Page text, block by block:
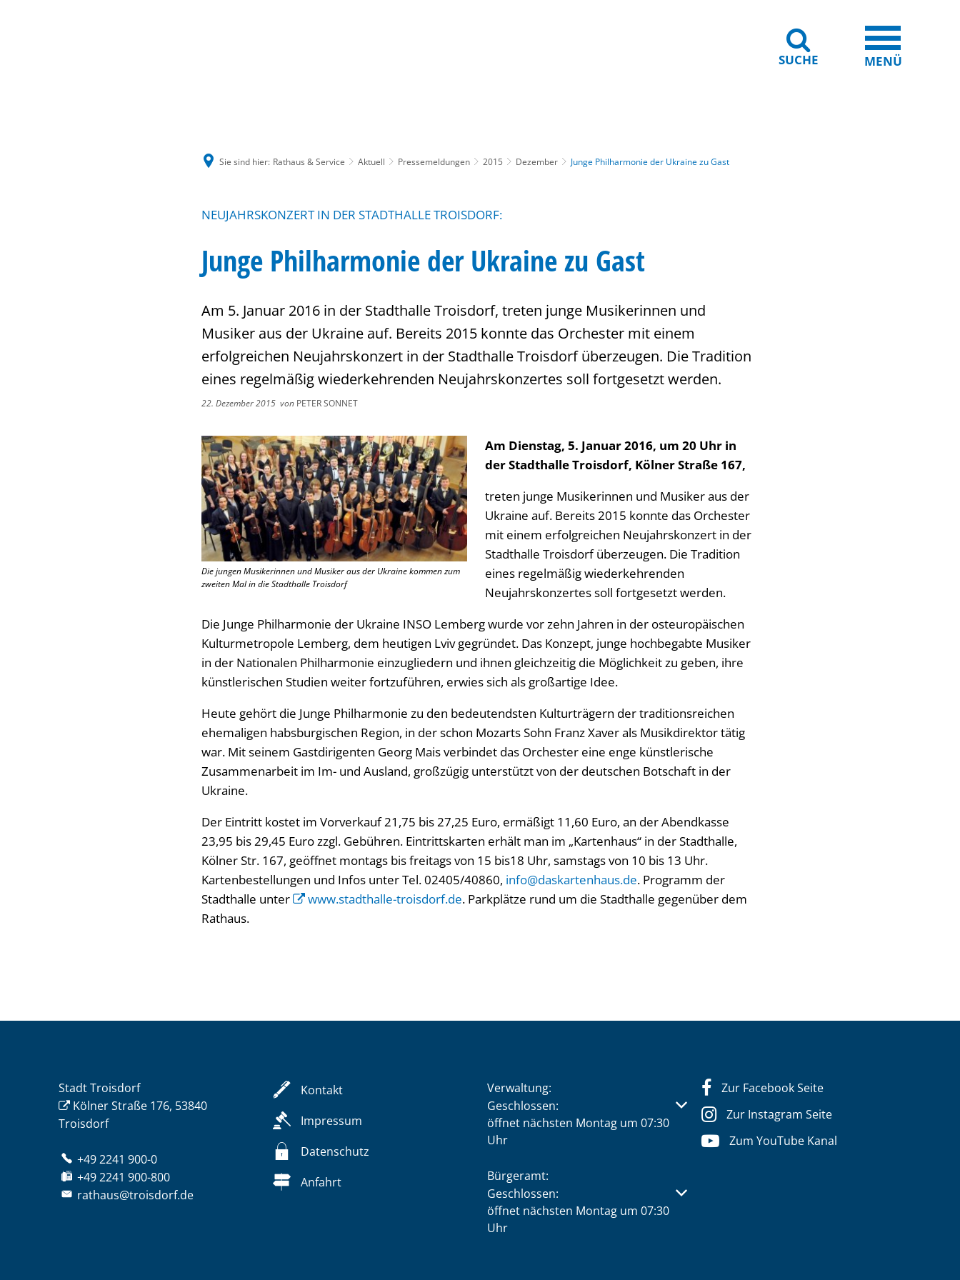
SUCHE MENÜ
Sie sind hier: Rathaus & Service Aktuell Pressemeldungen 2015 Dezember Junge Philharmonie der Ukraine zu Gast
NEUJAHRSKONZERT IN DER STADTHALLE TROISDORF:
Junge Philharmonie der Ukraine zu Gast
Am 5. Januar 2016 in der Stadthalle Troisdorf, treten junge Musikerinnen und
Musiker aus der Ukraine auf. Bereits 2015 konnte das Orchester mit einem
erfolgreichen Neujahrskonzert in der Stadthalle Troisdorf überzeugen. Die Tradition
eines regelmäßig wiederkehrenden Neujahrskonzertes soll fortgesetzt werden.
22. Dezember 2015 von PETER SONNET
Die jungen Musikerinnen und Musiker aus der Ukraine kommen zum
zweiten Mal in die Stadthalle Troisdorf
Am Dienstag, 5. Januar 2016, um 20 Uhr in
der Stadthalle Troisdorf, Kölner Straße 167,
treten junge Musikerinnen und Musiker aus der
Ukraine auf. Bereits 2015 konnte das Orchester
mit einem erfolgreichen Neujahrskonzert in der
Stadthalle Troisdorf überzeugen. Die Tradition
eines regelmäßig wiederkehrenden
Neujahrskonzertes soll fortgesetzt werden.
Die Junge Philharmonie der Ukraine INSO Lemberg wurde vor zehn Jahren in der osteuropäischen
Kulturmetropole Lemberg, dem heutigen Lviv gegründet. Das Konzept, junge hochbegabte Musiker
in der Nationalen Philharmonie einzugliedern und ihnen gleichzeitig die Möglichkeit zu geben, ihre
künstlerischen Studien weiter fortzuführen, erwies sich als großartige Idee.
Heute gehört die Junge Philharmonie zu den bedeutendsten Kulturträgern der traditionsreichen
ehemaligen habsburgischen Region, in der schon Mozarts Sohn Franz Xaver als Musikdirektor tätig
war. Mit seinem Gastdirigenten Georg Mais verbindet das Orchester eine enge künstlerische
Zusammenarbeit im Im- und Ausland, großzügig unterstützt von der deutschen Botschaft in der
Ukraine.
Der Eintritt kostet im Vorverkauf 21,75 bis 27,25 Euro, ermäßigt 11,60 Euro, an der Abendkasse
23,95 bis 29,45 Euro zzgl. Gebühren. Eintrittskarten erhält man im „Kartenhaus“ in der Stadthalle,
Kölner Str. 167, geöffnet montags bis freitags von 15 bis18 Uhr, samstags von 10 bis 13 Uhr.
Kartenbestellungen und Infos unter Tel. 02405/40860, info@daskartenhaus.de. Programm der
Stadthalle unter
www.stadthalle-troisdorf.de. Parkplätze rund um die Stadthalle gegenüber dem
Rathaus.
Stadt Troisdorf
Kölner Straße 176, 53840
Troisdorf
+49 2241 900-0
+49 2241 900-800
rathaus@troisdorf.de
Kontakt
Impressum
Datenschutz
Anfahrt
Verwaltung:
Klicken, um weitere Öffnungs- oder Schließzeiten auszublenden
Geschlossen:
öffnet nächsten Montag um 07:30
Uhr
Bürgeramt:
Klicken, um weitere Öffnungs- oder Schließzeiten auszublenden
Geschlossen:
öffnet nächsten Montag um 07:30
Uhr
Zur Facebook Seite
Zur Instagram Seite
Zum YouTube Kanal